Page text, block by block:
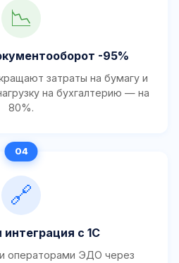
📉
-95%
затраты на бумагу и
на бухгалтерию — на
80%.
🔗
интеграция с 1С
операторами ЭДО через